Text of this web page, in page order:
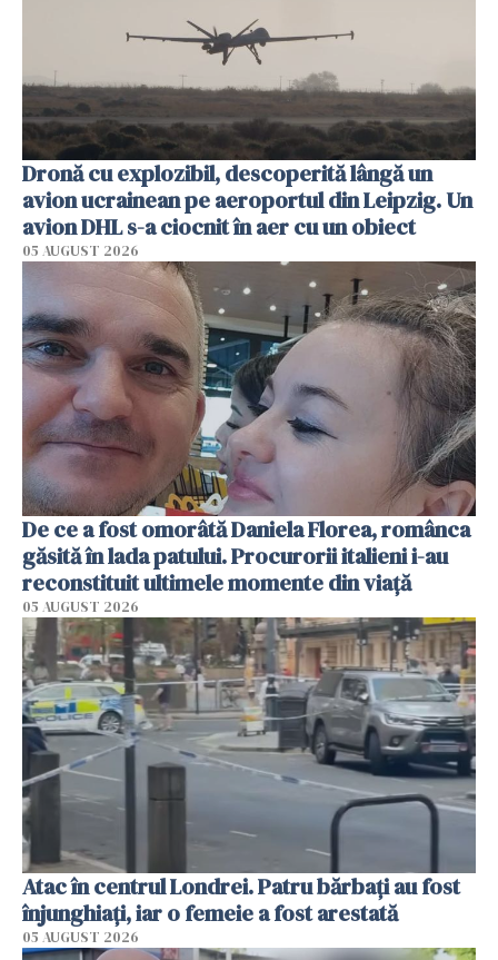
Dronă cu explozibil, descoperită lângă un
avion ucrainean pe aeroportul din Leipzig. Un
avion DHL s-a ciocnit în aer cu un obiect
05 AUGUST 2026
De ce a fost omorâtă Daniela Florea, românca
găsită în lada patului. Procurorii italieni i-au
reconstituit ultimele momente din viață
05 AUGUST 2026
Atac în centrul Londrei. Patru bărbați au fost
înjunghiați, iar o femeie a fost arestată
05 AUGUST 2026